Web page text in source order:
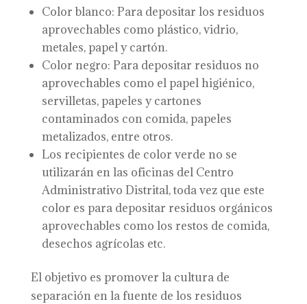
Color blanco: Para depositar los residuos
aprovechables como plástico, vidrio,
metales, papel y cartón.
Color negro: Para depositar residuos no
aprovechables como el papel higiénico,
servilletas, papeles y cartones
contaminados con comida, papeles
metalizados, entre otros.
Los recipientes de color verde no se
utilizarán en las oficinas del Centro
Administrativo Distrital, toda vez que este
color es para depositar residuos orgánicos
aprovechables como los restos de comida,
desechos agrícolas etc.
El objetivo es promover la cultura de
separación en la fuente de los residuos